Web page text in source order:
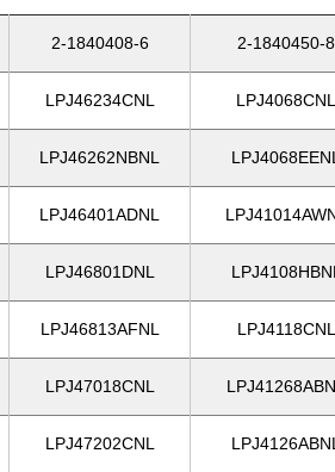
2-1840408-6 2-1840450-8
LPJ46234CNL LPJ4068CNL
LPJ46262NBNL LPJ4068EENL
LPJ46401ADNL
LPJ46801DNL LPJ4108HBNL
LPJ46813AFNL LPJ4118CNL
LPJ47018CNL
LPJ47202CNL LPJ4126ABNL